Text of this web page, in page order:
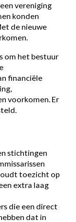
vereniging
konden
de nieuwe
om het bestuur
financiële
voorkomen. Er
stichtingen
toezicht op
extra laag
die een direct
dat in